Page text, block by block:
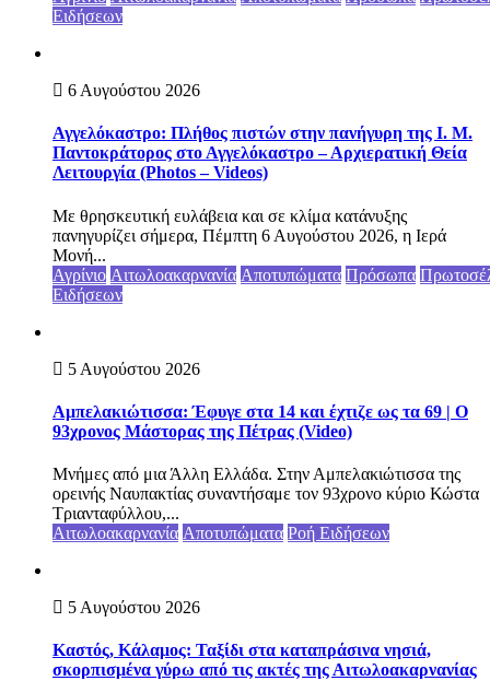
Ειδήσεων
6 Αυγούστου 2026
Αγγελόκαστρο: Πλήθος πιστών στην πανήγυρη της Ι. Μ.
Παντοκράτορος στο Αγγελόκαστρο – Αρχιερατική Θεία
Λειτουργία (Photos – Videos)
Με θρησκευτική ευλάβεια και σε κλίμα κατάνυξης
πανηγυρίζει σήμερα, Πέμπτη 6 Αυγούστου 2026, η Ιερά
Μονή...
Αγρίνιο Αιτωλοακαρνανία Αποτυπώματα Πρόσωπα
Ειδήσεων
5 Αυγούστου 2026
Αμπελακιώτισσα: Έφυγε στα 14 και έχτιζε ως τα 69 | Ο
93χρονος Μάστορας της Πέτρας (Video)
Μνήμες από μια Άλλη Ελλάδα. Στην Αμπελακιώτισσα της
ορεινής Ναυπακτίας συναντήσαμε τον 93χρονο κύριο Κώστα
Τριανταφύλλου,...
Αιτωλοακαρνανία Αποτυπώματα Ροή Ειδήσεων
5 Αυγούστου 2026
Καστός, Κάλαμος: Ταξίδι στα καταπράσινα νησιά,
σκορπισμένα γύρω από τις ακτές της Αιτωλοακαρνανίας